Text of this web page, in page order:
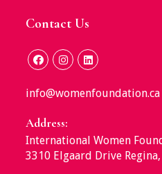
Tab
Contact Us
In
New
Tab
In
Tab
In
info@womenfoundation.ca
Address:
International Women
3310 Elgaard Drive Regina,